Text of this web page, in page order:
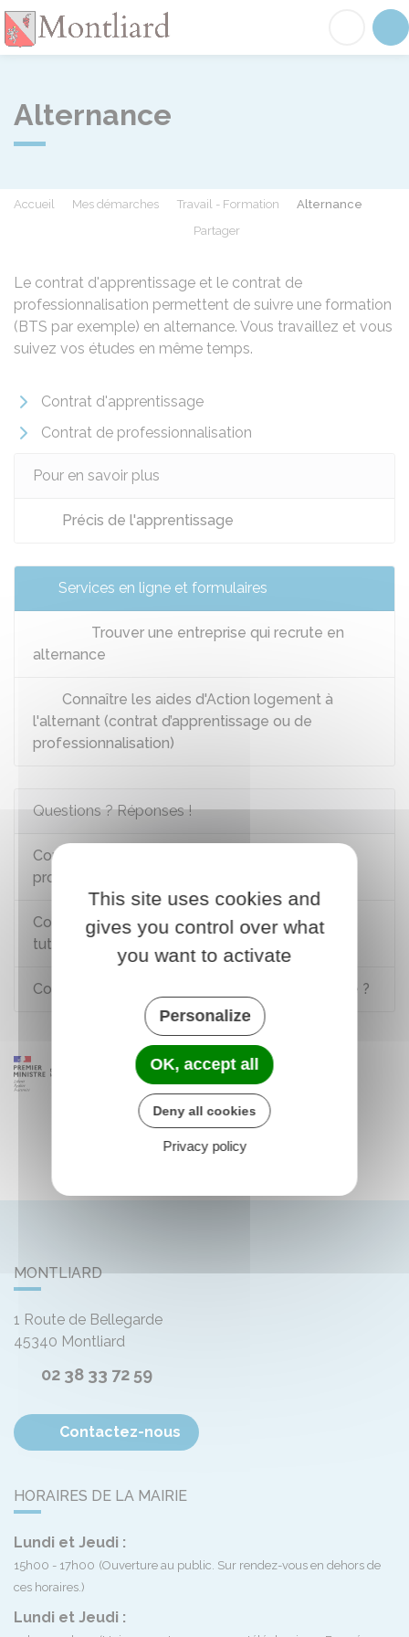
Alternance
Accueil Mes démarches Travail - Formation
Alternance
Partager
Le contrat d'apprentissage et le contrat de
professionnalisation permettent de suivre une formation
(BTS par exemple) en alternance. Vous travaillez et vous
suivez vos études en même temps.
Contrat d'apprentissage
Contrat de professionnalisation
Pour en savoir plus
Précis de l'apprentissage
Services en ligne et formulaires
Trouver une entreprise qui recrute en
alternance
Connaître les aides d'Action logement à
l'alternant (contrat d’apprentissage ou de
professionnalisation)
Questions ? Réponses !
Contrat d'apprentissage ou de
professionnalisation : quelles différences ?
Contrat de professionnalisation : qui peut être
tuteur ?
Comment saisir le médiateur de l'apprentissage ?
MONTLIARD
1 Route de Bellegarde
45340 Montliard
02 38 33 72 59
Contactez-nous
HORAIRES DE LA MAIRIE
Lundi et Jeudi :
15h00 - 17h00 (Ouverture au public. Sur rendez-vous en dehors de
ces horaires.)
Lundi et Jeudi :
This site uses cookies and
gives you control over what
you want to activate
Personalize
OK, accept all
Deny all cookies
Privacy policy